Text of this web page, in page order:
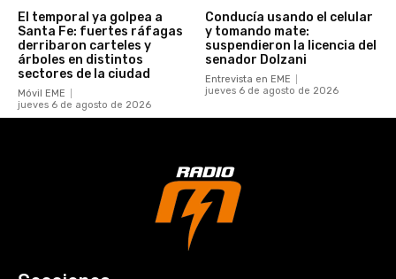
El temporal ya golpea a
Santa Fe: fuertes ráfagas
derribaron carteles y
árboles en distintos
sectores de la ciudad
Móvil EME
jueves 6 de agosto de 2026
Conducía usando el celular
y tomando mate:
suspendieron la licencia del
senador Dolzani
Entrevista en EME
jueves 6 de agosto de 2026